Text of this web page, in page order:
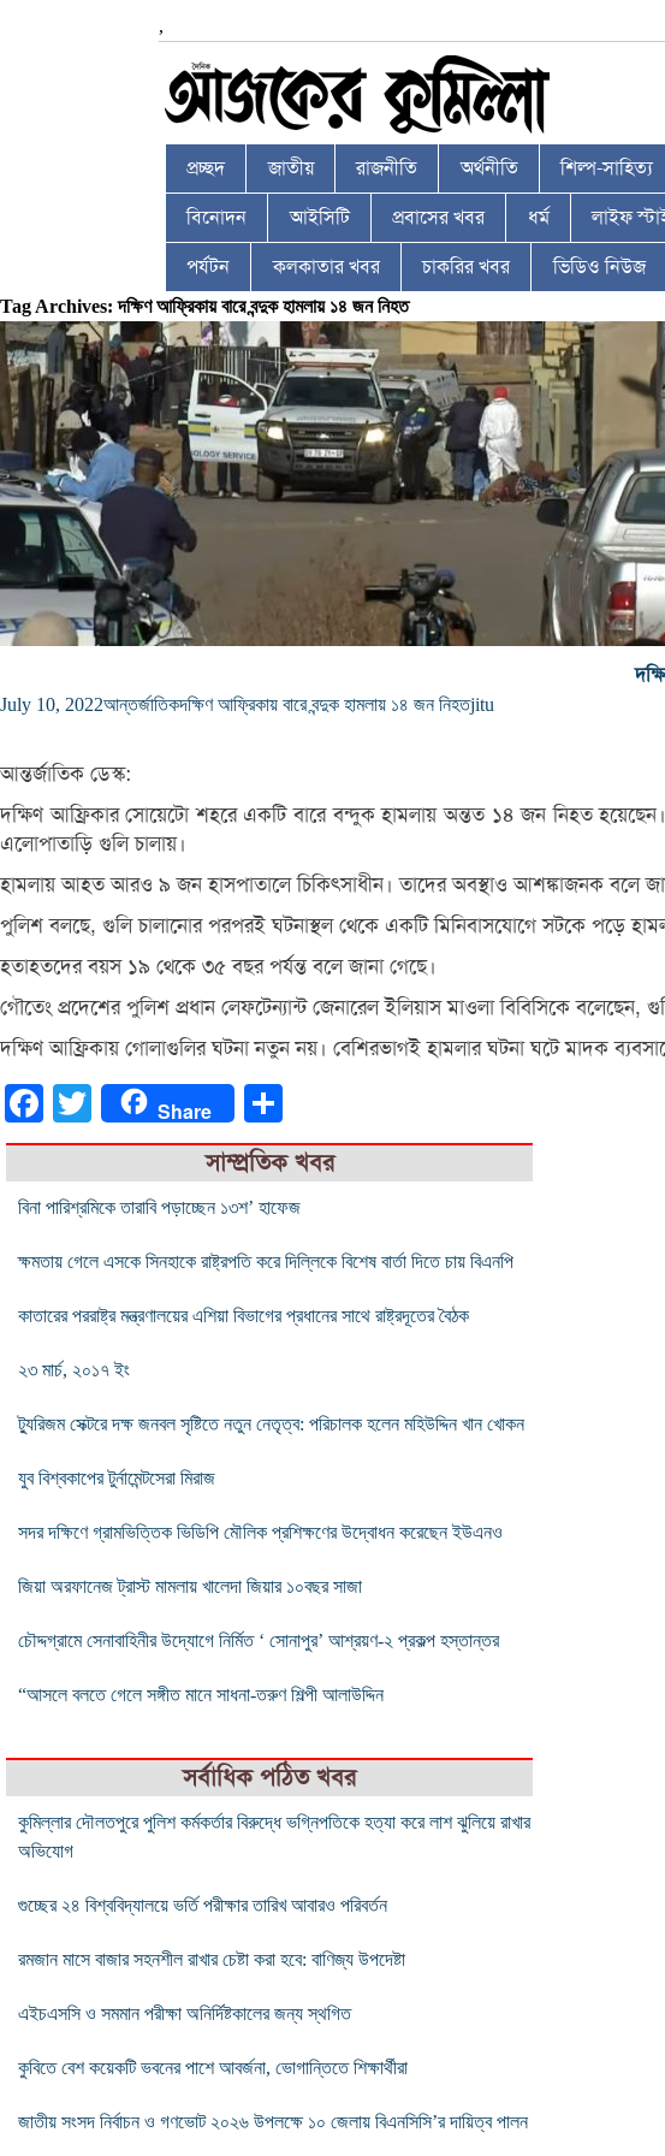
,
প্রচ্ছদ জাতীয় রাজনীতি অর্থনীতি শিল্প-সাহিত্য
বিনোদন আইসিটি প্রবাসের খবর ধর্ম লাইফ
পর্যটন কলকাতার খবর চাকরির খবর ভিডিও নিউজ
Tag Archives: দক্ষিণ আফ্রিকায় বারে বন্দুক হামলায় ১৪ জন নিহত
July 10, 2022আন্তর্জাতিকদক্ষিণ আফ্রিকায় বারে বন্দুক হামলায় ১৪ জন নিহতjitu
আন্তর্জাতিক ডেস্ক:
দক্ষিণ আফ্রিকার সোয়েটো শহরে একটি বারে বন্দুক হামলায় অন্তত ১৪ জন নিহত
এলোপাতাড়ি গুলি চালায়।
হামলায় আহত আরও ৯ জন হাসপাতালে চিকিৎসাধীন। তাদের অবস্থাও আশঙ্কাজনক বলে
পুলিশ বলছে, গুলি চালানোর পরপরই ঘটনাস্থল থেকে একটি মিনিবাসযোগে সটকে পড়ে
হতাহতদের বয়স ১৯ থেকে ৩৫ বছর পর্যন্ত বলে জানা গেছে।
গৌতেং প্রদেশের পুলিশ প্রধান লেফটেন্যান্ট জেনারেল ইলিয়াস মাওলা বিবিসিকে বলেছেন,
দক্ষিণ আফ্রিকায় গোলাগুলির ঘটনা নতুন নয়। বেশিরভাগই হামলার ঘটনা ঘটে মাদক
FacebookTwitter Share
সাম্প্রতিক খবর
বিনা পারিশ্রমিকে তারাবি পড়াচ্ছেন ১৩শ’ হাফেজ
ক্ষমতায় গেলে এসকে সিনহাকে রাষ্ট্রপতি করে দিল্লিকে বিশেষ বার্তা দিতে চায় বিএনপি
কাতারের পররাষ্ট্র মন্ত্রণালয়ের এশিয়া বিভাগের প্রধানের সাথে রাষ্ট্রদূতের বৈঠক
২৩ মার্চ, ২০১৭ ইং
ট্যুরিজম সেক্টরে দক্ষ জনবল সৃষ্টিতে নতুন নেতৃত্ব: পরিচালক হলেন মহিউদ্দিন খান খোকন
যুব বিশ্বকাপের টুর্নামেন্টসেরা মিরাজ
সদর দক্ষিণে গ্রামভিত্তিক ভিডিপি মৌলিক প্রশিক্ষণের উদ্বোধন করেছেন ইউএনও
জিয়া অরফানেজ ট্রাস্ট মামলায় খালেদা জিয়ার ১০বছর সাজা
চৌদ্দগ্রামে সেনাবাহিনীর উদ্যোগে নির্মিত ‘ সোনাপুর’ আশ্রয়ণ-২ প্রকল্প হস্তান্তর
“আসলে বলতে গেলে সঙ্গীত মানে সাধনা-তরুণ শিল্পী আলাউদ্দিন
সর্বাধিক পঠিত খবর
কুমিল্লার দৌলতপুরে পুলিশ কর্মকর্তার বিরুদ্ধে ভগ্নিপতিকে হত্যা করে লাশ ঝুলিয়ে রাখার
অভিযোগ
গুচ্ছের ২৪ বিশ্ববিদ্যালয়ে ভর্তি পরীক্ষার তারিখ আবারও পরিবর্তন
রমজান মাসে বাজার সহনশীল রাখার চেষ্টা করা হবে: বাণিজ্য উপদেষ্টা
এইচএসসি ও সমমান পরীক্ষা অনির্দিষ্টকালের জন্য স্থগিত
কুবিতে বেশ কয়েকটি ভবনের পাশে আবর্জনা, ভোগান্তিতে শিক্ষার্থীরা
জাতীয় সংসদ নির্বাচন ও গণভোট ২০২৬ উপলক্ষে ১০ জেলায় বিএনসিসি’র দায়িত্ব পালন